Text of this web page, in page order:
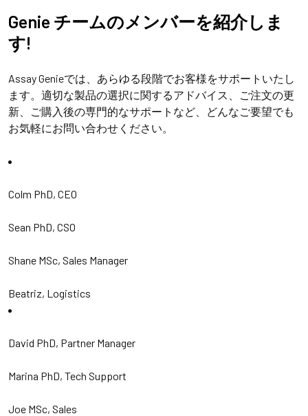
Genie チームのメンバーを紹介しま
す!
Assay Genieでは、あらゆる段階でお客様をサポ​​ートいたし
ます。適切な製品の選択に関するアドバイス、ご注文の更
新、ご購入後の専門的なサポートなど、どんなご要望でも
お気軽にお問い合わせください。
Colm PhD, CEO
Sean PhD, CSO
Shane MSc, Sales Manager
Beatriz, Logistics
David PhD, Partner Manager
Marina PhD, Tech Support
Joe MSc, Sales